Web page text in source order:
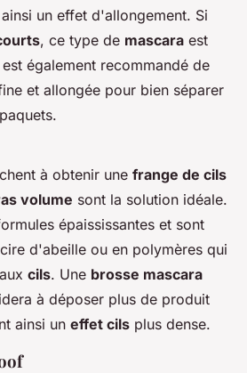
un effet d'allongement. Si
, ce type de mascara est
également recommandé de
et allongée pour bien séparer
à obtenir une frange de cils
volume sont la solution idéale.
épaississantes et sont
d'abeille ou en polymères qui
cils. Une brosse mascara
à déposer plus de produit
ainsi un effet cils plus dense.